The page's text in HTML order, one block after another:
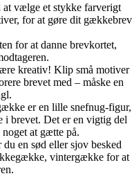
at vælge et stykke farverigt
for at gøre dit gækkebrev
for at danne brevkortet,
kreativ! Klip små motiver
brevet med – måske en
er en lille snefnug-figur,
brevet. Det er en vigtig del
at gætte på.
en sød eller sjov besked
vintergække for at